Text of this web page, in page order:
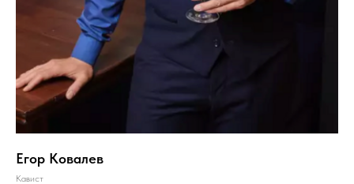
Егор Ковалев
Кавист